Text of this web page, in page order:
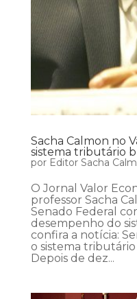
Sacha Calmon no
sistema tributário
por Editor Sacha
O Jornal Valor
professor Sacha
Senado Federal
desempenho do
confira a notícia:
o sistema
Depois de dez...